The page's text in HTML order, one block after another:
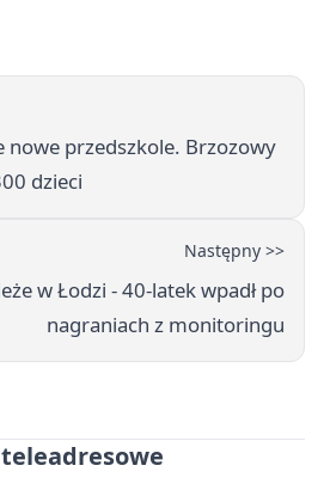
nowe przedszkole. Brzozowy
dzieci
Następny >>
w Łodzi - 40-latek wpadł po
nagraniach z monitoringu